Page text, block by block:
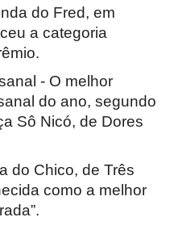
do Fred, em
a categoria
- O melhor
do ano, segundo
Sô Nicó, de Dores
do Chico, de Três
como a melhor